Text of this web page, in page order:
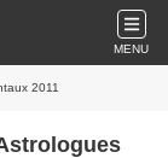
MENU
2011